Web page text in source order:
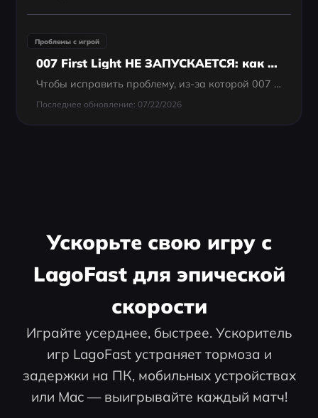
Проблемы с игрой
007 First Light НЕ ЗАПУСКАЕТСЯ: как исправить черный экран и проблемы с загрузкой
Чтобы исправить проблему, из-за которой 007 First Light не запускается, сначала проверьте целостность файлов игры в Steam или Epic Games Store. Убедитесь, что ваши графические драйверы обновлены до последней версии (NVIDIA Game Ready или AMD...
Последнее обновление: 07/22/2026
Ускорьте свою игру с
LagoFast для эпической
скорости
Играйте усерднее, быстрее. Ускоритель
игр LagoFast устраняет тормоза и
задержки на ПК, мобильных устройствах
или Mac — выигрывайте каждый матч!